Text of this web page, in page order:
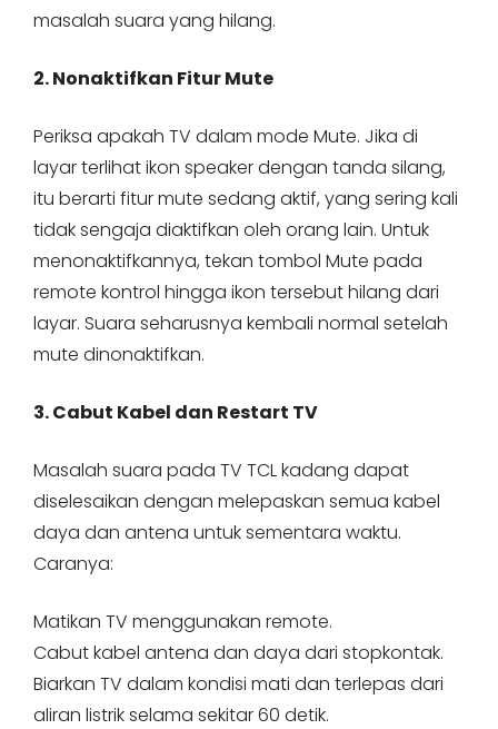
masalah suara yang hilang.
2. Nonaktifkan Fitur Mute
Periksa apakah TV dalam mode Mute. Jika di
layar terlihat ikon speaker dengan tanda silang,
itu berarti fitur mute sedang aktif, yang sering kali
tidak sengaja diaktifkan oleh orang lain. Untuk
menonaktifkannya, tekan tombol Mute pada
remote kontrol hingga ikon tersebut hilang dari
layar. Suara seharusnya kembali normal setelah
mute dinonaktifkan.
3. Cabut Kabel dan Restart TV
Masalah suara pada TV TCL kadang dapat
diselesaikan dengan melepaskan semua kabel
daya dan antena untuk sementara waktu.
Caranya:
Matikan TV menggunakan remote.
Cabut kabel antena dan daya dari stopkontak.
Biarkan TV dalam kondisi mati dan terlepas dari
aliran listrik selama sekitar 60 detik.